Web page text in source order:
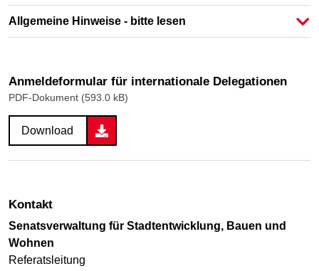
Allgemeine Hinweise - bitte lesen
Anmeldeformular für internationale Delegationen
PDF-Dokument (593.0 kB)
Download
Kontakt
Senatsverwaltung für Stadt­ent­wicklung, Bauen und
Wohnen
Referatsleitung